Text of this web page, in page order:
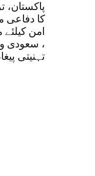
پاکستان،
کا دفاعی
امن
، سعودی
تہنیتی